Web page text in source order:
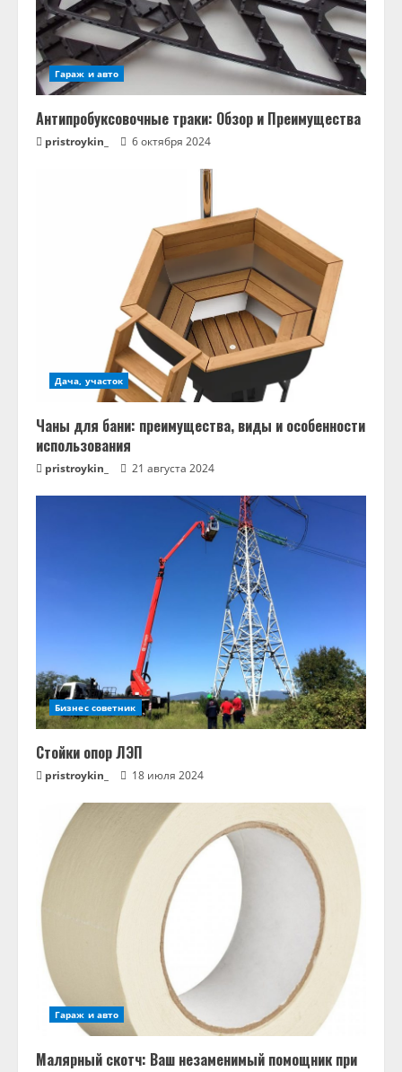
Гараж и авто
Антипробуксовочные траки: Обзор и Преимущества
pristroykin_ 6 октября 2024
Дача, участок
Чаны для бани: преимущества, виды и особенности
использования
pristroykin_ 21 августа 2024
Бизнес советник
Стойки опор ЛЭП
pristroykin_ 18 июля 2024
Гараж и авто
Малярный скотч: Ваш незаменимый помощник при